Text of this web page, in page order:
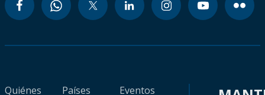
Quiénes
Países
Eventos